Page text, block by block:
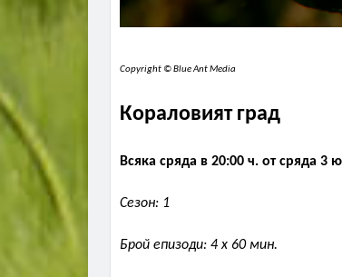
Copyright © Blue Ant Media
Кораловият град
Всяка сряда в 20:00 ч. от сряда 3
Сезон: 1
Брой епизоди: 4 x 60 мин.